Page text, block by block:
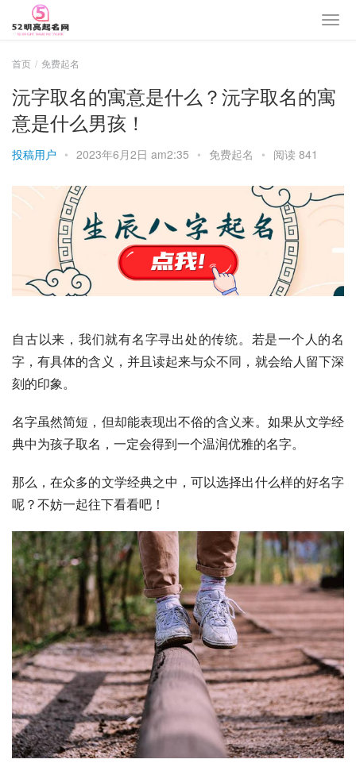
首页 免费起名
沅字取名的寓意是什么？沅字取名的寓
意是什么男孩！
投稿用户 • 2023年6月2日 am2:35 • 免费起名 • 阅读 841
自古以来，我们就有名字寻出处的传统。若是一个人的名
字，有具体的含义，并且读起来与众不同，就会给人留下深
刻的印象。
名字虽然简短，但却能表现出不俗的含义来。如果从文学经
典中为孩子取名，一定会得到一个温润优雅的名字。
那么，在众多的文学经典之中，可以选择出什么样的好名字
呢？不妨一起往下看看吧！